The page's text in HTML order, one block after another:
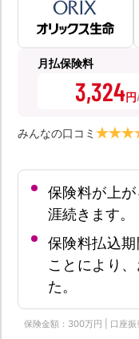
月払保険料
3,324円
みんなの口コミ
保険料が上
涯続きます。
保険料払込
ことにより
た。
保険金額：300万円 | 口座